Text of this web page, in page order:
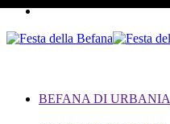
BEFANA DI URBANIA